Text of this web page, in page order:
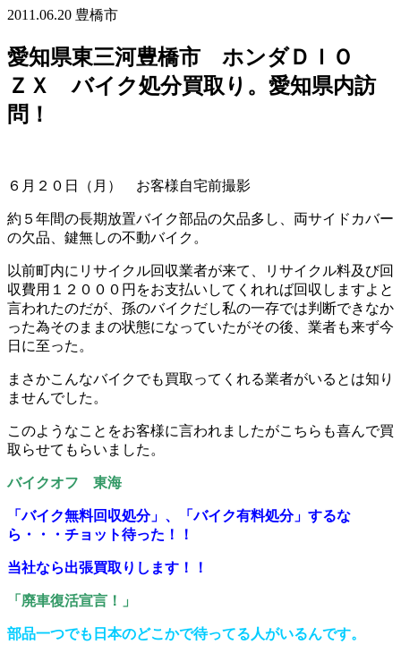
2011.06.20 豊橋市
愛知県東三河豊橋市 ホンダＤＩＯ
ＺＸ バイク処分買取り。愛知県内訪
問！
６月２０日（月） お客様自宅前撮影
約５年間の長期放置バイク部品の欠品多し、両サイドカバー
の欠品、鍵無しの不動バイク。
以前町内にリサイクル回収業者が来て、リサイクル料及び回
収費用１２０００円をお支払いしてくれれば回収しますよと
言われたのだが、孫のバイクだし私の一存では判断できなか
った為そのままの状態になっていたがその後、業者も来ず今
日に至った。
まさかこんなバイクでも買取ってくれる業者がいるとは知り
ませんでした。
このようなことをお客様に言われましたがこちらも喜んで買
取らせてもらいました。
バイクオフ 東海
「バイク無料回収処分」、「バイク有料処分」するな
ら・・・チョット待った！！
当社なら出張買取りします！！
「廃車復活宣言！」
部品一つでも日本のどこかで待ってる人がいるんです。